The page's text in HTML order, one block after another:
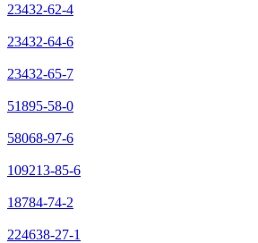
23432-62-4
23432-64-6
23432-65-7
51895-58-0
58068-97-6
109213-85-6
18784-74-2
224638-27-1